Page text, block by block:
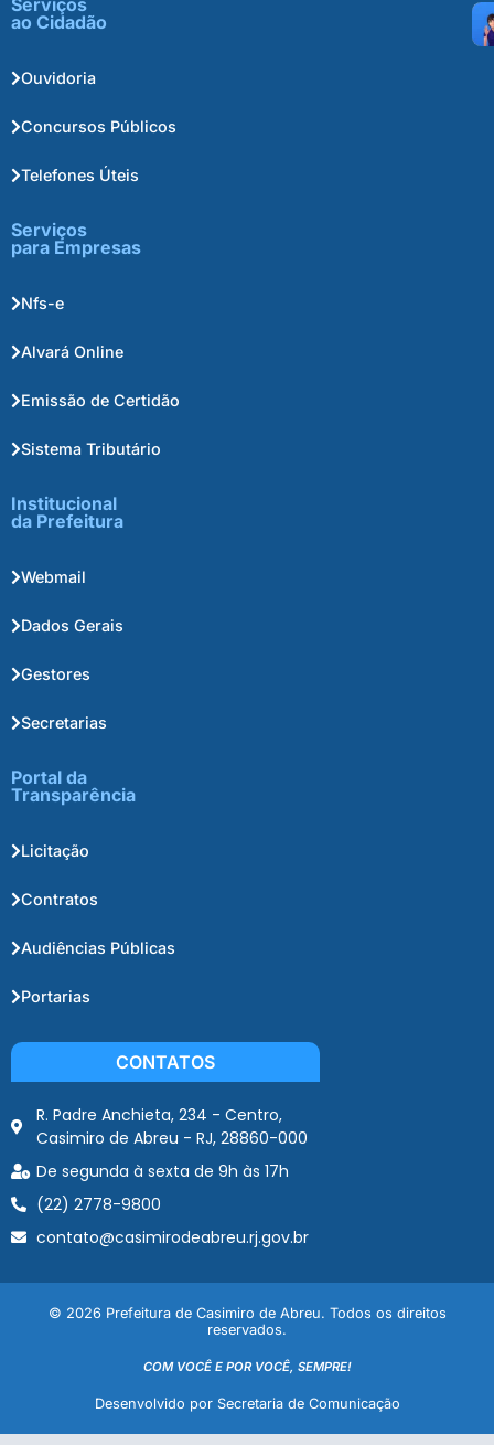
ao Cidadão
Ouvidoria
Concursos Públicos
Telefones Úteis
Serviços
para Empresas
Nfs-e
Alvará Online
Emissão de Certidão
Sistema Tributário
Institucional
da Prefeitura
Webmail
Dados Gerais
Gestores
Secretarias
Portal da
Transparência
Licitação
Contratos
Audiências Públicas
Portarias
CONTATOS
R. Padre Anchieta, 234 - Centro,
Casimiro de Abreu - RJ, 28860-000
De segunda à sexta de 9h às 17h
(22) 2778-9800
contato@casimirodeabreu.rj.gov.br
© 2026 Prefeitura de Casimiro de Abreu. Todos os direitos
reservados.
COM VOCÊ E POR VOCÊ, SEMPRE!
Desenvolvido por Secretaria de Comunicação